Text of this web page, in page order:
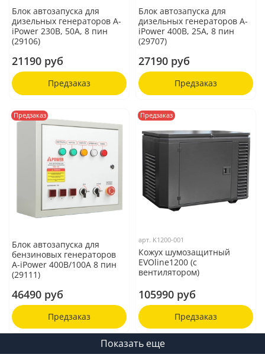
Блок автозапуска для
дизельных генераторов A-
iPower 230В, 50А, 8 пин
(29106)
21190 руб
Предзаказ
Блок автозапуска для
дизельных генераторов A-
iPower 400В, 25А, 8 пин
(29707)
27190 руб
Предзаказ
Предзаказ
Блок автозапуска для
бензиновых генераторов
A-iPower 400В/100А 8 пин
(29111)
46490 руб
Предзаказ
Предзаказ
арт. K1200-001
Кожух шумозащитный
EVOline1200 (c
вентилятором)
105990 руб
Предзаказ
Показать еще